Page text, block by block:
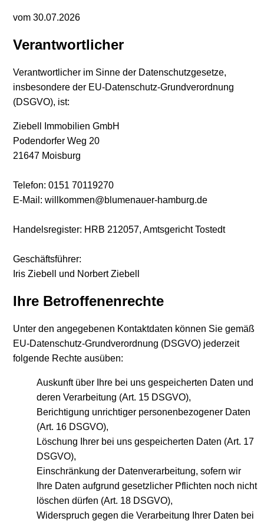
vom 30.07.2026
Verantwortlicher
Verantwortlicher im Sinne der Datenschutzgesetze,
insbesondere der EU-Datenschutz-Grundverordnung
(DSGVO), ist:
Ziebell Immobilien GmbH
Podendorfer Weg 20
21647 Moisburg
Telefon: 0151 70119270
E-Mail: willkommen@blumenauer-hamburg.de
Handelsregister: HRB 212057, Amtsgericht Tostedt
Geschäftsführer:
Iris Ziebell und Norbert Ziebell
Ihre Betroffenenrechte
Unter den angegebenen Kontaktdaten können Sie gemäß
EU-Datenschutz-Grundverordnung (DSGVO) jederzeit
folgende Rechte ausüben:
Auskunft über Ihre bei uns gespeicherten Daten und
deren Verarbeitung (Art. 15 DSGVO),
Berichtigung unrichtiger personenbezogener Daten
(Art. 16 DSGVO),
Löschung Ihrer bei uns gespeicherten Daten (Art. 17
DSGVO),
Einschränkung der Datenverarbeitung, sofern wir
Ihre Daten aufgrund gesetzlicher Pflichten noch nicht
löschen dürfen (Art. 18 DSGVO),
Widerspruch gegen die Verarbeitung Ihrer Daten bei